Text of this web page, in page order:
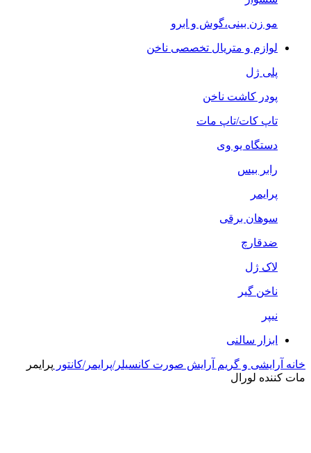
مو زن بینی،گوش و ابرو
لوازم و متریال تخصصی ناخن
پلی ژل
پودر کاشت ناخن
تاپ کات/تاپ مات
دستگاه یو وی
رابر بیس
پرایمر
سوهان برقی
ضدقارچ
لاک ژل
ناخن گیر
نیپر
ابزار سالنی
خانه آرایشی و گریم آرایش صورت کانسیلر/پرایمر/کانتور پرایمر
مات کننده لورال